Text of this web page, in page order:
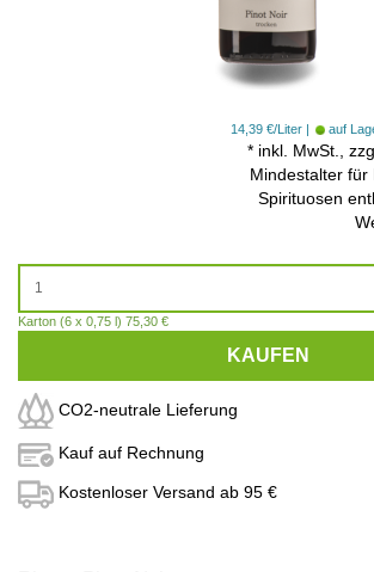
14,39 €/Liter auf
* inkl. MwSt.,
Mindestalter für
Spirituosen
Karton (6 x 0,75 l) 75,30 €
KAUFEN
CO2-neutrale Lieferung
Kauf auf Rechnung
Kostenloser Versand ab 95 €